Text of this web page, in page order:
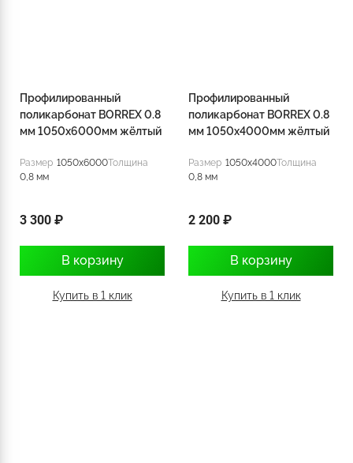
Профилированный
поликарбонат BORREX 0.8
мм 1050х6000мм жёлтый
Размер 1050x6000Толщина
0,8 мм
3 300 ₽
В корзину
Купить в 1 клик
Профилированный
поликарбонат BORREX 0.8
мм 1050х4000мм жёлтый
Размер 1050x4000Толщина
0,8 мм
2 200 ₽
В корзину
Купить в 1 клик